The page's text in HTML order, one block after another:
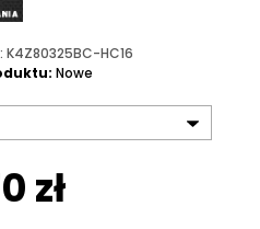
K4Z80325BC-HC16
Nowe
zł